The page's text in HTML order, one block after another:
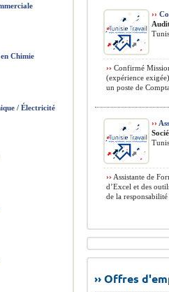
››
›› Confirmé
(expérience
un poste de
››
›› Assistante de
d’Excel et des
de la
›› Offres
Chimie
/ Électricité